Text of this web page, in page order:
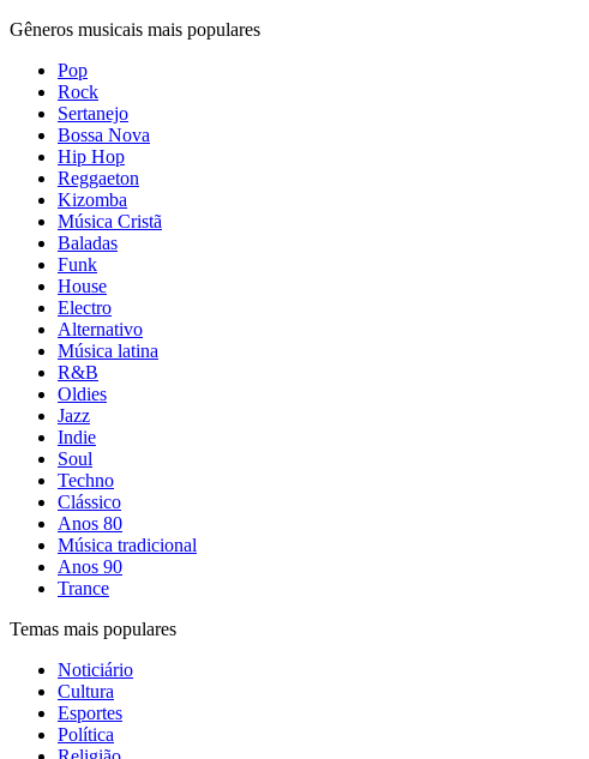
Gêneros musicais mais populares
Pop
Rock
Sertanejo
Bossa Nova
Hip Hop
Reggaeton
Kizomba
Música Cristã
Baladas
Funk
House
Electro
Alternativo
Música latina
R&B
Oldies
Jazz
Indie
Soul
Techno
Clássico
Anos 80
Música tradicional
Anos 90
Trance
Temas mais populares
Noticiário
Cultura
Esportes
Política